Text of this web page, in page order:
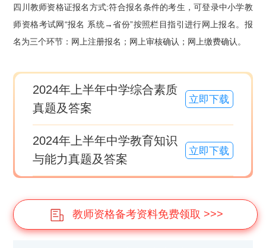
四川教师资格证报名方式:符合报名条件的考生，可登录中小学教
师资格考试网“报名 系统→省份”按照栏目指引进行网上报名。报
名为三个环节：网上注册报名；网上审核确认；网上缴费确认。
2024年上半年中学综合素质
真题及答案
立即下载
2024年上半年中学教育知识
与能力真题及答案
立即下载
教师资格备考资料免费领取 >>>